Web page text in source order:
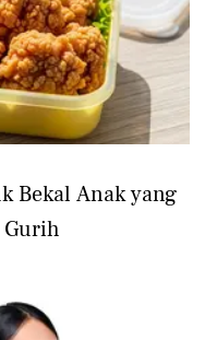
Bekal Anak yang
Gurih